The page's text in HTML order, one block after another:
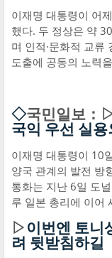
이재명 대통령이 어
했다. 두 정상은 약
며 인적·문화적 교류
도출에 공동의 노력
◇국민일보：
국익 우선 실
이재명 대통령이 10
양국 관계의 발전 방
통화는 지난 6일 도
루 일본 총리에 이어
▷이번엔 토니
려 뒷받침하길